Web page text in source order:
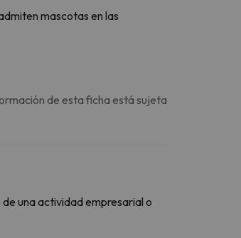
mascotas en las
de esta ficha está sujeta
una actividad empresarial o